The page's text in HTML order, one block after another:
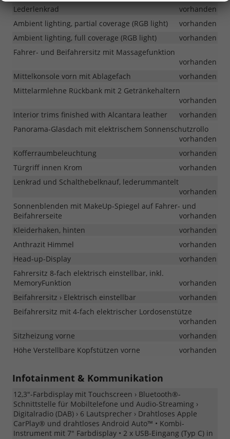
Lederlenkrad
vorhanden
Ambient lighting, partial coverage (RGB light)
vorhanden
Ambient lighting, full coverage (RGB light)
vorhanden
Fahrer- und Beifahrersitz mit Massagefunktion
vorhanden
Mittelkonsole vorn mit Ablagefach
vorhanden
Mittelarmlehne Rückbank mit 2 Getränkehaltern
vorhanden
Interior trims finished with Alcantara leather
vorhanden
Panorama-Glasdach mit elektrischem Sonnenschutzrollo
vorhanden
Kofferraumbeleuchtung
vorhanden
Türgriff innen Krom
vorhanden
Lenkrad und Schalthebelknauf, lederummantelt
vorhanden
Sonnenblenden mit MakeUp-Spiegel auf Fahrer- und
Beifahrerseite
vorhanden
Kleiderhaken, hinten
vorhanden
Anthrazit Himmel
vorhanden
Head-up-Display
vorhanden
Fahrersitz 8-fach elektrisch einstellbar, inkl.
MemoryFunktion
vorhanden
Beifahrersitz › Elektrisch einstellbar
vorhanden
Beifahrersitz mit 4-fach elektrischer Lordosenstütze
vorhanden
Sitzheizung vorne
vorhanden
Höhe Verstellbare Kopfstützen vorne
vorhanden
Infotainment & Kommunikation
12,3"-Farbdisplay mit Touchscreen › Bluetooth®-
Schnittstelle für Mobiltelefone und Audio-Streaming ›
Digitalradio (DAB) › 6 Lautsprecher › Drahtloses Apple
CarPlay® und drahtloses Android Auto™ • Kombi-
Instrument mit 7" Farbdisplay • 2 x USB-Eingang (Typ C) in